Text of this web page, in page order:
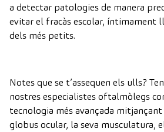
a detectar patologies de manera
evitar el fracàs escolar, íntimament
dels més petits.
Notes que se t’assequen els ulls?
nostres especialistes oftalmòlegs
tecnologia més avançada
globus ocular, la seva musculatura,